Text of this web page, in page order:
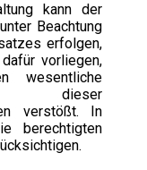
kann der
Beachtung
erfolgen,
vorliegen,
wesentliche
verstößt. In
berechtigten